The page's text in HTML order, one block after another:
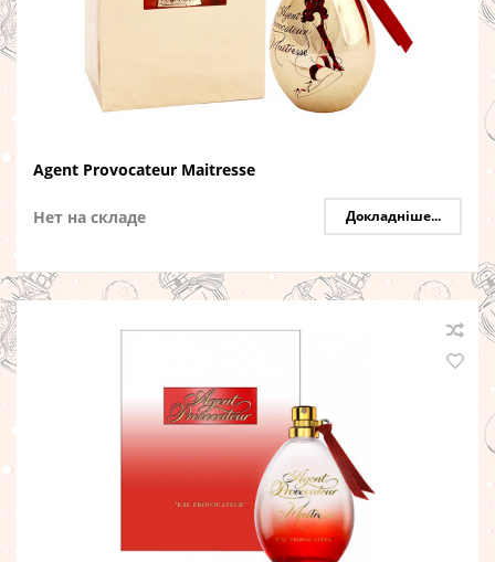
Agent Provocateur Maitresse
Нет на складе Докладніше...